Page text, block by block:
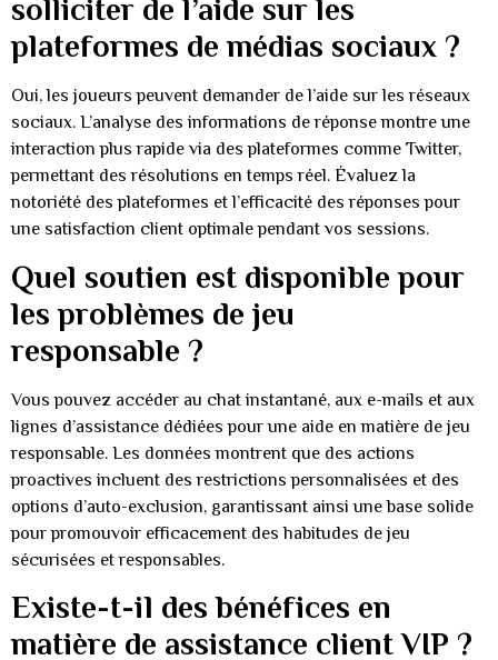
solliciter de l’aide sur les
plateformes de médias sociaux ?
Oui, les joueurs peuvent demander de l’aide sur les réseaux
sociaux. L’analyse des informations de réponse montre une
interaction plus rapide via des plateformes comme Twitter,
permettant des résolutions en temps réel. Évaluez la
notoriété des plateformes et l’efficacité des réponses pour
une satisfaction client optimale pendant vos sessions.
Quel soutien est disponible pour
les problèmes de jeu
responsable ?
Vous pouvez accéder au chat instantané, aux e-mails et aux
lignes d’assistance dédiées pour une aide en matière de jeu
responsable. Les données montrent que des actions
proactives incluent des restrictions personnalisées et des
options d’auto-exclusion, garantissant ainsi une base solide
pour promouvoir efficacement des habitudes de jeu
sécurisées et responsables.
Existe-t-il des bénéfices en
matière de assistance client VIP ?